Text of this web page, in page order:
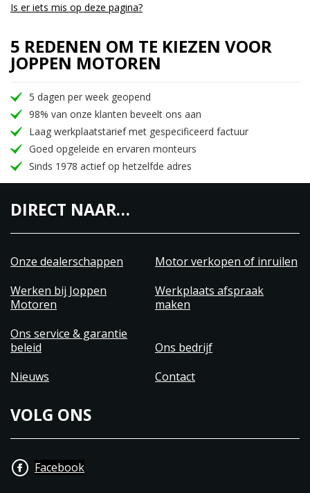
Is er iets mis op deze pagina?
5 REDENEN OM TE KIEZEN VOOR
JOPPEN MOTOREN
5 dagen per week geopend
98% van onze klanten beveelt ons aan
Laag werkplaatstarief met gespecificeerd factuur
Goed opgeleide en ervaren monteurs
Sinds 1978 actief op hetzelfde adres
DIRECT NAAR…
Onze dealerschappen
Motor verkopen of inruilen
Werken bij Joppen
Motoren
Werkplaats afspraak
maken
Ons service & garantie
beleid
Ons bedrijf
Nieuws
Contact
VOLG ONS
Facebook